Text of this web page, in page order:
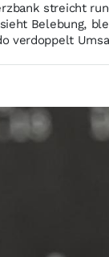
streicht
Belebung,
verdoppelt